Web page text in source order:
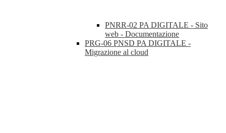
PNRR-02 PA DIGITALE - Sito
web - Documentazione
PRG-06 PNSD PA DIGITALE -
Migrazione al cloud